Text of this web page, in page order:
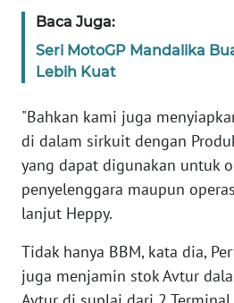
Baca Juga:
Seri MotoGP Mandalika
Lebih Kuat
"Bahkan kami juga
di dalam sirkuit dengan
yang dapat digunakan untuk
penyelenggara maupun
lanjut Heppy.
Tidak hanya BBM, kata dia,
juga menjamin stok Avtur
BARAT
WN
RIAU
WN
SERAMBI
WN
JAMBI
WN
SULTRA